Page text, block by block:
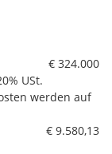
€ 324.000
USt.
werden auf
€ 9.580,13